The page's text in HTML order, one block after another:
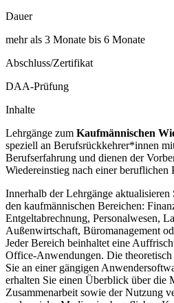
Dauer
mehr als 3 Monate bis 6 Monate
Abschluss/Zertifikat
DAA-Prüfung
Inhalte
Lehrgänge zum Kaufmännischen
speziell an Berufsrückkehrer*innen
Berufserfahrung und dienen der
Wiedereinstieg nach einer beruflichen
Innerhalb der Lehrgänge
den kaufmännischen Bereichen:
Entgeltabrechnung, Personalwesen,
Außenwirtschaft, Büromanagement
Jeder Bereich beinhaltet eine
Office-Anwendungen. Die theoretisch
Sie an einer gängigen
erhalten Sie einen Überblick über die
Zusammenarbeit sowie der Nutzung